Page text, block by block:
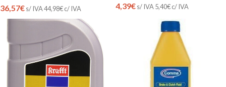
36,57€s/ IVA44,98€c/ IVA 4,39€s/ IVA 5,40€c/ IVA